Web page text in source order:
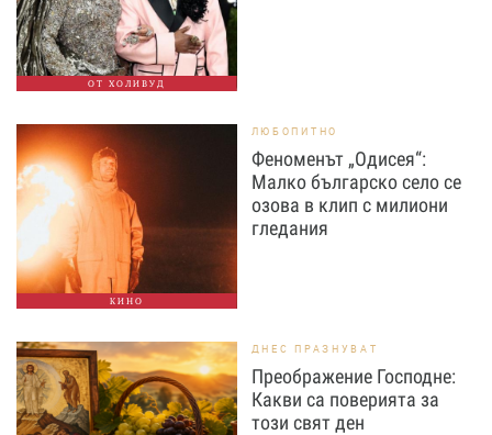
ОТ ХОЛИВУД
КИНО
ЛЮБОПИТНО
Феноменът „Одисея“:
Малко българско село се
озова в клип с милиони
гледания
ДНЕС ПРАЗНУВАТ
Преображение Господне:
Какви са поверията за
този свят ден